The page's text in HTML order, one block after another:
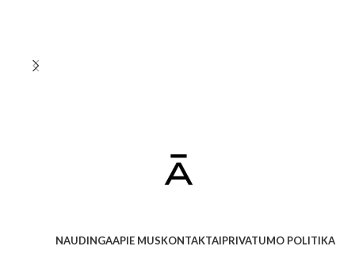
NAUDINGAAPIE MUSKONTAKTAIPRIVATUMO POLITIKA